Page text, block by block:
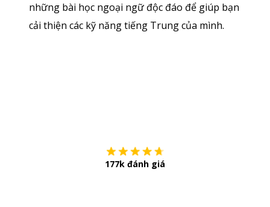
những bài học ngoại ngữ độc đáo để giúp bạn
cải thiện các kỹ năng tiếng Trung của mình.
177k đánh giá